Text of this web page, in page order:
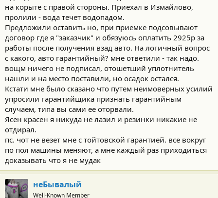
на корыте с правой стороны. Приехал в Измайлово,
пролили - вода течет водопадом.
Предложили оставить но, при приемке подсовывают
договор где я "заказчик" и обязуюсь оплатить 2925р за
работы после получения взад авто. На логичный вопрос
с какого, авто гарантийный? мне ответили - так надо.
вощм ничего не подписал, отошетший уплотнитель
нашли и на место поставили, но осадок остался.
Кстати мне было сказано что путем неимоверных усилий
упросили гарантийщика признать гарантийным
случаем, типа вы сами ее оторвали.
Ясен красен я никуда не лазил и резинки никакие не
отдирал.
пс. чот не везет мне с тойтовской гарантией. все вокруг
по пол машины меняют, а мне каждый раз приходиться
доказывать что я не мудак
неБывалый
Well-Known Member